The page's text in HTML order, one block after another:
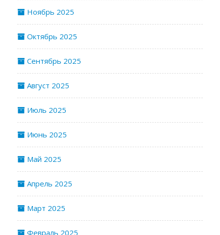
Ноябрь 2025
Октябрь 2025
Сентябрь 2025
Август 2025
Июль 2025
Июнь 2025
Май 2025
Апрель 2025
Март 2025
Февраль 2025